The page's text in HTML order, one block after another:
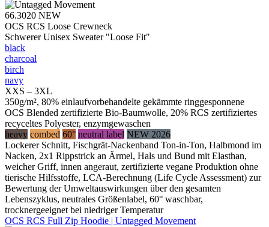
66.3020 NEW
OCS RCS Loose Crewneck
Schwerer Unisex Sweater "Loose Fit"
black
charcoal
birch
navy
XXS – 3XL
350g/m², 80% einlaufvorbehandelte gekämmte ringgesponnene
OCS Blended zertifizierte Bio-Baumwolle, 20% RCS zertifiziertes
recyceltes Polyester, enzymgewaschen
heavy combed 60° neutral label NEW 2026
Lockerer Schnitt, Fischgrät-Nackenband Ton-in-Ton, Halbmond im
Nacken, 2x1 Rippstrick an Ärmel, Hals und Bund mit Elasthan,
weicher Griff, innen angeraut, zertifizierte vegane Produktion ohne
tierische Hilfsstoffe, LCA-Berechnung (Life Cycle Assessment) zur
Bewertung der Umweltauswirkungen über den gesamten
Lebenszyklus, neutrales Größenlabel, 60° waschbar,
trocknergeeignet bei niedriger Temperatur
OCS RCS Full Zip Hoodie | Untagged Movement